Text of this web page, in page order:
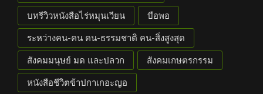
บทรีวิวหนังสือไร่หมุนเวียน
บือพอ
ระหว่างคน-คน คน-ธรรมชาติ คน-สิ่งสูงสุด
สังคมมนุษย์ มด และปลวก
สังคมเกษตรกรรม
หนังสือชีวิตข้าปกาเกอะญอ